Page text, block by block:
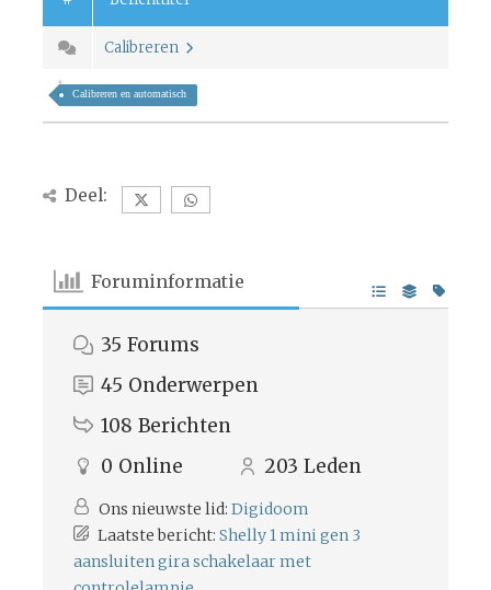
Calibreren
Calibreren en automatisch
Deel:
Foruminformatie
35 Forums
45 Onderwerpen
108 Berichten
0 Online 203 Leden
Ons nieuwste lid: Digidoom
Laatste bericht: Shelly 1 mini gen 3
aansluiten gira schakelaar met